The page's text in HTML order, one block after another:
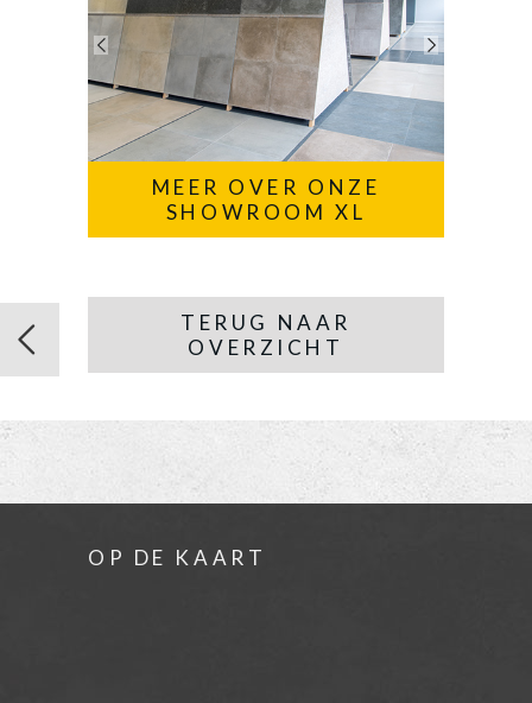
MEER OVER ONZE
SHOWROOM XL
TERUG NAAR
OVERZICHT
OP DE KAART